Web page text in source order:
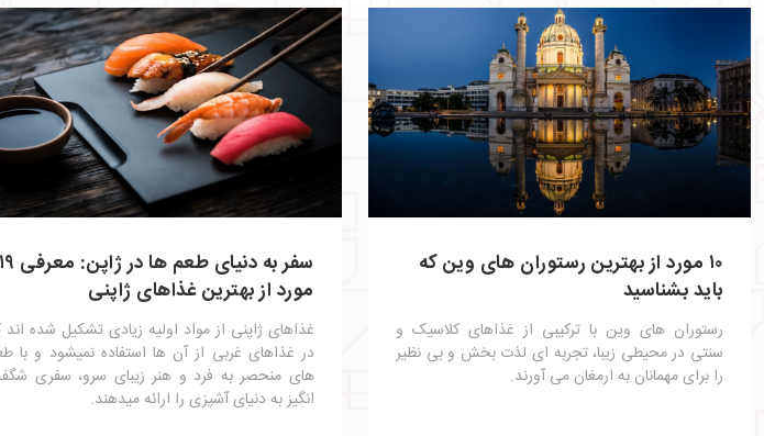
۱۰ مورد از بهترین رستوران‌ های وین که
باید بشناسید
رستوران‌ های وین با ترکیبی از غذاهای کلاسیک و
سنتی در محیطی زیبا، تجربه‌ ای لذت‌ بخش و بی‌ نظیر
را برای مهمانان به ارمغان می آورند.
سفر به دنیای طعم‌ ها در ژاپن: معرفی ۱۹
مورد از بهترین غذاهای ژاپنی
غذاهای ژاپنی از مواد اولیه زیادی تشکیل شده اند
در غذاهای ‌غربی از آن‌ ها استفاده نمیشود و با
های منحصر به‌ فرد و هنر زیبای سرو، سفری
انگیز به دنیای آشپزی را ارائه میدهند.